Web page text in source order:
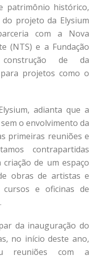
patrimônio histórico,
projeto da Elysium
com a Nova
(NTS) e a Fundação
de da
projetos como o
adianta que a
o envolvimento da
primeiras reuniões e
contrapartidas
de um espaço
obras de artistas e
e oficinas de
da inauguração do
no início deste ano,
reuniões com a